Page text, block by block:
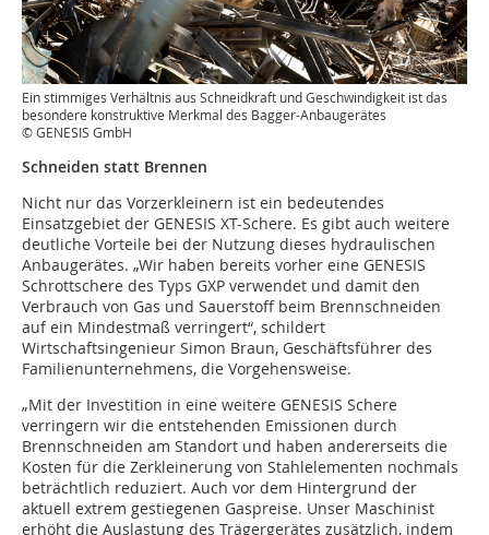
Ein stimmiges Verhältnis aus Schneidkraft und Geschwindigkeit ist das
besondere konstruktive Merkmal des Bagger-Anbaugerätes
© GENESIS GmbH
Schneiden statt Brennen
Nicht nur das Vorzerkleinern ist ein bedeutendes
Einsatzgebiet der GENESIS XT-Schere. Es gibt auch weitere
deutliche Vorteile bei der Nutzung dieses hydraulischen
Anbaugerätes. „Wir haben bereits vorher eine GENESIS
Schrottschere des Typs GXP verwendet und damit den
Verbrauch von Gas und Sauerstoff beim Brennschneiden
auf ein Mindestmaß verringert“, schildert
Wirtschaftsingenieur Simon Braun, Geschäftsführer des
Familienunternehmens, die Vorgehensweise.
„Mit der Investition in eine weitere GENESIS Schere
verringern wir die entstehenden Emissionen durch
Brennschneiden am Standort und haben andererseits die
Kosten für die Zerkleinerung von Stahlelementen nochmals
beträchtlich reduziert. Auch vor dem Hintergrund der
aktuell extrem gestiegenen Gaspreise. Unser Maschinist
erhöht die Auslastung des Trägergerätes zusätzlich, indem